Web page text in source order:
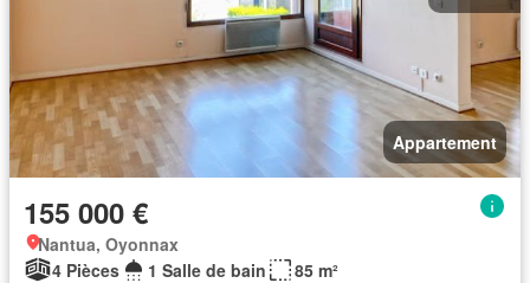
Appartement
155 000 €
Nantua, Oyonnax
4 Pièces
1 Salle de bain
85 m²